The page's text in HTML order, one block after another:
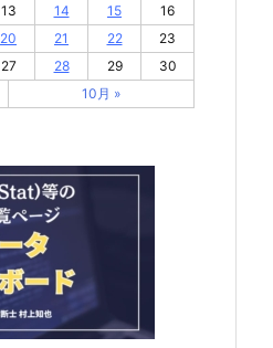
13 14 15
16
20 21 22
23
27 28 29
30
10月 »